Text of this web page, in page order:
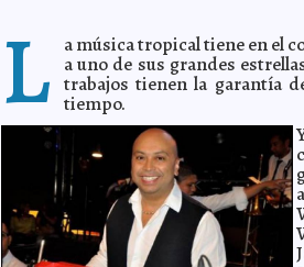
L a música tropical tiene en el
a uno de sus grandes
trabajos tienen la garantía
tiempo.